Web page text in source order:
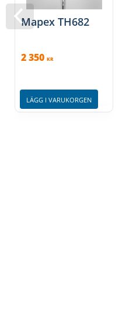
Mapex TH682
2 350 KR
LÄGG I VARUKORGEN